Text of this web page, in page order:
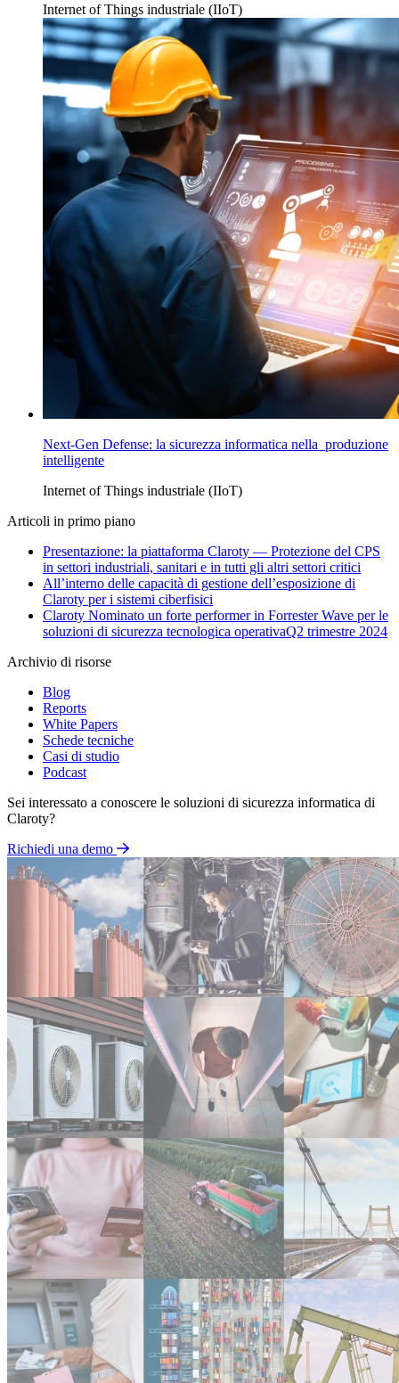
Internet of Things industriale (IIoT)
Next-Gen Defense: la sicurezza informatica nella produzione
intelligente
Internet of Things industriale (IIoT)
Articoli in primo piano
Presentazione: la piattaforma Claroty — Protezione del CPS
in settori industriali, sanitari e in tutti gli altri settori critici
All’interno delle capacità di gestione dell’esposizione di
Claroty per i sistemi ciberfisici
Claroty Nominato un forte performer in Forrester Wave per le
soluzioni di sicurezza tecnologica operativaQ2 trimestre 2024
Archivio di risorse
Blog
Reports
White Papers
Schede tecniche
Casi di studio
Podcast
Sei interessato a conoscere le soluzioni di sicurezza informatica di
Claroty?
Richiedi una demo